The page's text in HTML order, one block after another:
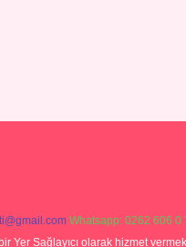
Whatsapp: 0262 606 0
Yer Sağlayıcı olarak hizmet